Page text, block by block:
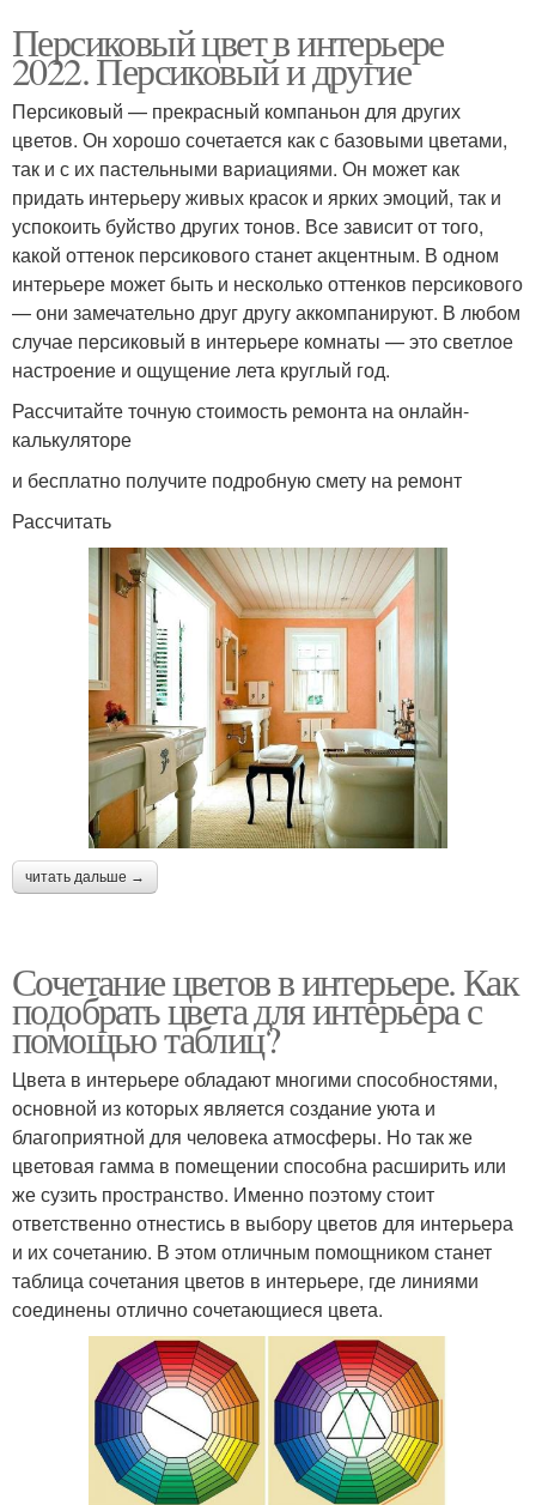
Персиковый цвет в интерьере
2022. Персиковый и другие
Персиковый — прекрасный компаньон для других
цветов. Он хорошо сочетается как с базовыми цветами,
так и с их пастельными вариациями. Он может как
придать интерьеру живых красок и ярких эмоций, так и
успокоить буйство других тонов. Все зависит от того,
какой оттенок персикового станет акцентным. В одном
интерьере может быть и несколько оттенков персикового
— они замечательно друг другу аккомпанируют. В любом
случае персиковый в интерьере комнаты — это светлое
настроение и ощущение лета круглый год.
Рассчитайте точную стоимость ремонта на онлайн-
калькуляторе
и бесплатно получите подробную смету на ремонт
Рассчитать
читать дальше →
Сочетание цветов в интерьере. Как
подобрать цвета для интерьера с
помощью таблиц?
Цвета в интерьере обладают многими способностями,
основной из которых является создание уюта и
благоприятной для человека атмосферы. Но так же
цветовая гамма в помещении способна расширить или
же сузить пространство. Именно поэтому стоит
ответственно отнестись в выбору цветов для интерьера
и их сочетанию. В этом отличным помощником станет
таблица сочетания цветов в интерьере, где линиями
соединены отлично сочетающиеся цвета.